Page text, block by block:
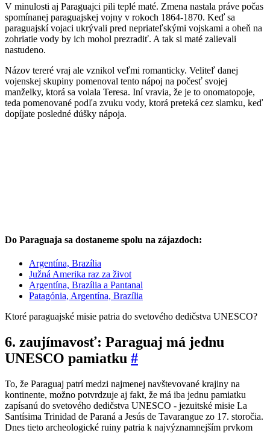
V minulosti aj Paraguajci pili teplé maté. Zmena nastala práve počas
spomínanej paraguajskej vojny v rokoch 1864-1870. Keď sa
paraguajskí vojaci ukrývali pred nepriateľskými vojskami a oheň na
zohriatie vody by ich mohol prezradiť. A tak si maté zalievali
nastudeno.
Názov tereré vraj ale vznikol veľmi romanticky. Veliteľ danej
vojenskej skupiny pomenoval tento nápoj na počesť svojej
manželky, ktorá sa volala Teresa. Iní vravia, že je to onomatopoje,
teda pomenované podľa zvuku vody, ktorá preteká cez slamku, keď
dopíjate posledné dúšky nápoja.
Do Paraguaja sa dostaneme spolu na zájazdoch:
Argentína, Brazília
Južná Amerika raz za život
Argentína, Brazília a Pantanal
Patagónia, Argentína, Brazília
Ktoré paraguajské misie patria do svetového dedičstva UNESCO?
6. zaujímavosť: Paraguaj má jednu
UNESCO pamiatku #
To, že Paraguaj patrí medzi najmenej navštevované krajiny na
kontinente, možno potvrdzuje aj fakt, že má iba jednu pamiatku
zapísanú do svetového dedičstva UNESCO - jezuitské misie La
Santísima Trinidad de Paraná a Jesús de Tavarangue zo 17. storočia.
Dnes tieto archeologické ruiny patria k najvýznamnejším prvkom